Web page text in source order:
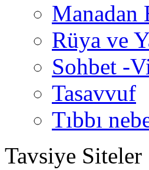
Manadan
Rüya ve
Sohbet -
Tasavvuf
Tıbbı
Tavsiye Siteler